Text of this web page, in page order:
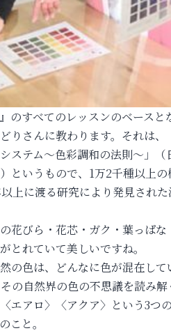
のすべてのレッスンのベースと
りさんに教わります。それは、
ステム～色彩調和の法則～」（
というもので、1万2千種以上の
上に渡る研究により発見された
花びら・花芯・ガク・葉っぱな
とれていて美しいですね。
の色は、どんなに色が混在して
の自然界の色の不思議を読み解
エアロ〉〈アクア〉という3つ
こと。